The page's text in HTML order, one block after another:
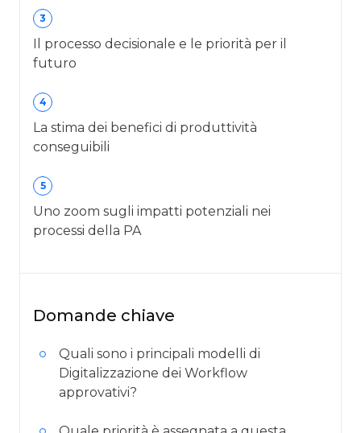
3
Il processo decisionale e le priorità per il
futuro
4
La stima dei benefici di produttività
conseguibili
5
Uno zoom sugli impatti potenziali nei
processi della PA
Domande chiave
Quali sono i principali modelli di
Digitalizzazione dei Workflow
approvativi?